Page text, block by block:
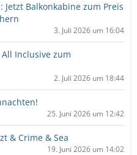
Jetzt Balkonkabine zum Preis
3. Juli 2026 um 16:04
Inclusive zum
2. Juli 2026 um 18:44
25. Juni 2026 um 12:42
& Crime & Sea
19. Juni 2026 um 14:02